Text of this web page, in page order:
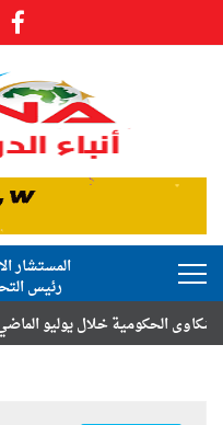
المستشار
رئيس
الحكومية خلال يوليو الماضي